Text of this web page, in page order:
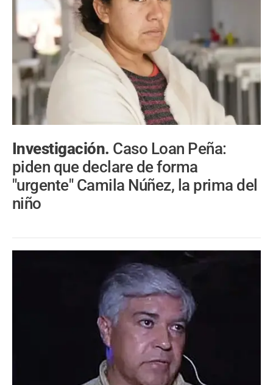
Investigación. Caso Loan Peña:
piden que declare de forma
"urgente" Camila Núñez, la prima del
niño